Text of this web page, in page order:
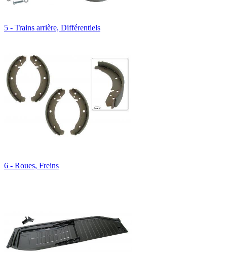
5 - Trains arrière, Différentiels
6 - Roues, Freins